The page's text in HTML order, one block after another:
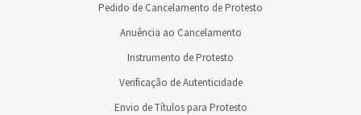
Pedido de Cancelamento de Protesto
Anuência ao Cancelamento
Instrumento de Protesto
Verificação de Autenticidade
Envio de Títulos para Protesto